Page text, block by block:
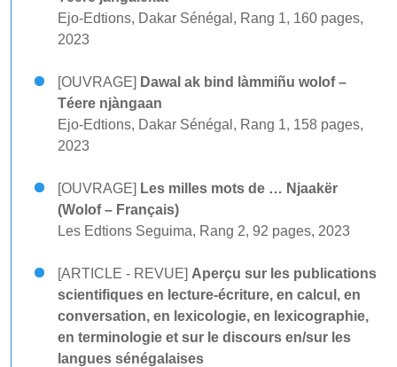
Ejo-Edtions, Dakar Sénégal, Rang 1, 160 pages,
2023
[OUVRAGE] Dawal ak bind làmmiñu wolof –
Téere njàngaan
Ejo-Edtions, Dakar Sénégal, Rang 1, 158 pages,
2023
[OUVRAGE] Les milles mots de … Njaakër
(Wolof – Français)
Les Edtions Seguima, Rang 2, 92 pages, 2023
[ARTICLE - REVUE] Aperçu sur les publications
scientifiques en lecture-écriture, en calcul, en
conversation, en lexicologie, en lexicographie,
en terminologie et sur le discours en/sur les
langues sénégalaises